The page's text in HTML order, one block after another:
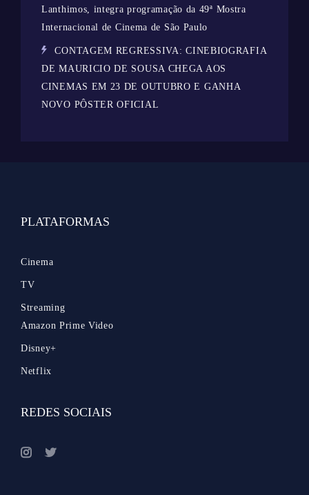
Lanthimos, integra programação da 49ª Mostra
Internacional de Cinema de São Paulo
CONTAGEM REGRESSIVA: CINEBIOGRAFIA
DE MAURICIO DE SOUSA CHEGA AOS
CINEMAS EM 23 DE OUTUBRO E GANHA
NOVO PÔSTER OFICIAL
PLATAFORMAS
Cinema
TV
Streaming
Amazon Prime Video
Disney+
Netflix
REDES SOCIAIS